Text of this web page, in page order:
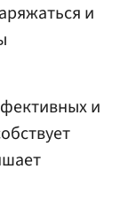
и
и